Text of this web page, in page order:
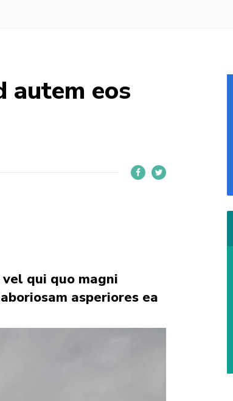
autem eos
qui quo magni
asperiores ea